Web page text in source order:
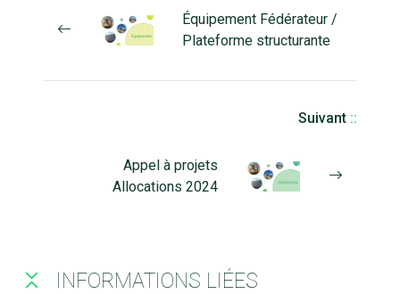
Équipement Fédérateur /
Plateforme structurante
Suivant ::
Appel à projets
Allocations 2024
INFORMATIONS LIÉES